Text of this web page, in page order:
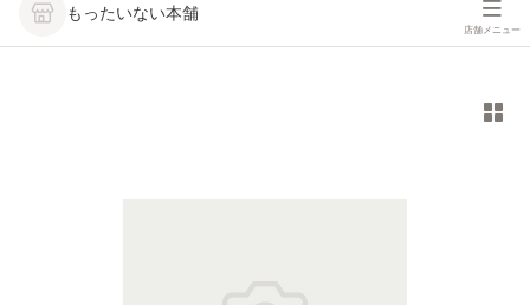
もったいない本舗
店舗メニュー